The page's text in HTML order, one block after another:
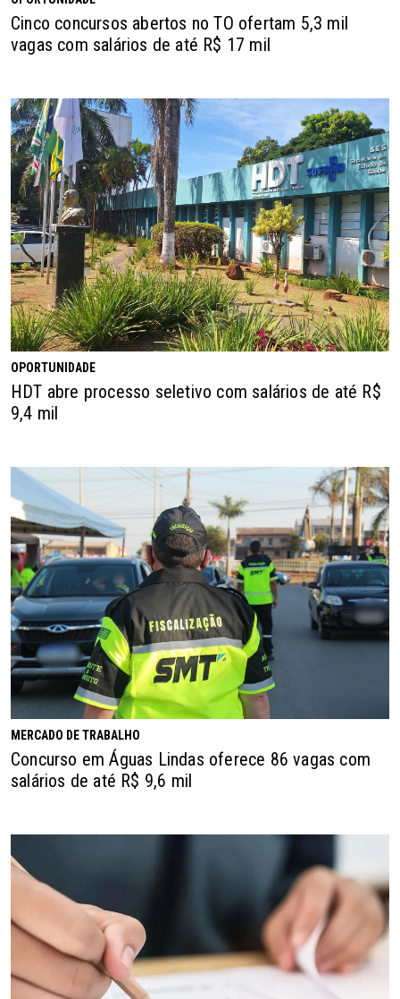
Cinco concursos abertos no TO ofertam 5,3 mil
vagas com salários de até R$ 17 mil
OPORTUNIDADE
HDT abre processo seletivo com salários de até R$
9,4 mil
MERCADO DE TRABALHO
Concurso em Águas Lindas oferece 86 vagas com
salários de até R$ 9,6 mil